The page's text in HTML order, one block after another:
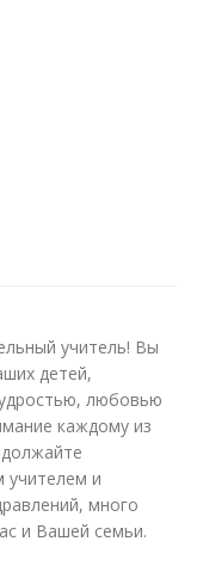
учитель! Вы
детей,
любовью
каждому из
учителем и
много
и Вашей семьи.